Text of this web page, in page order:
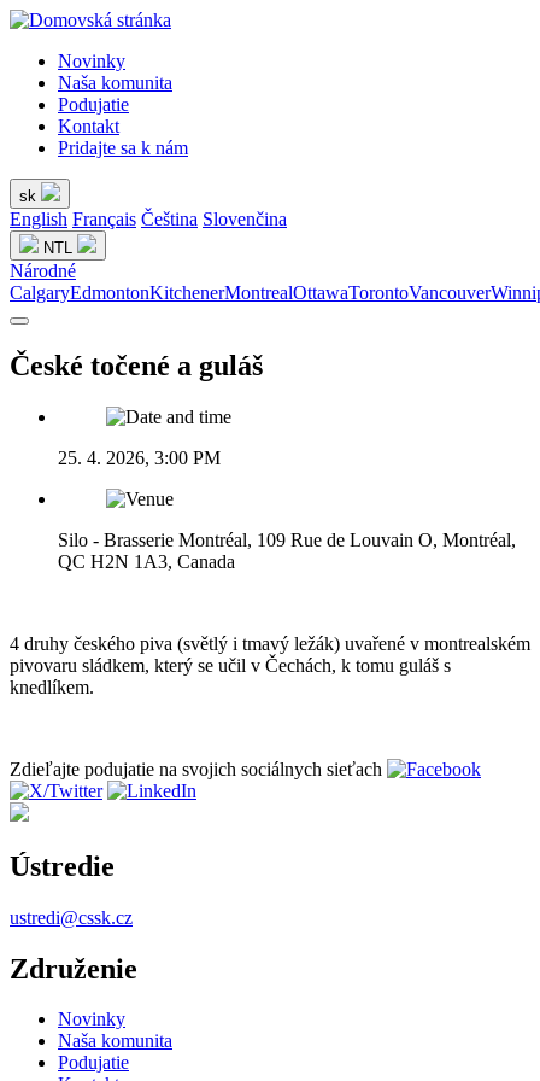
Novinky
Naša komunita
Podujatie
Kontakt
Pridajte sa k nám
sk
English Français Čeština Slovenčina
NTL
Národné
CalgaryEdmontonKitchenerMontrealOttawaTorontoVancouver
České točené a guláš
25. 4. 2026, 3:00 PM
Silo - Brasserie Montréal, 109 Rue de Louvain O, Montréal,
QC H2N 1A3, Canada
4 druhy českého piva (světlý i tmavý ležák) uvařené v montrealském
pivovaru sládkem, který se učil v Čechách, k tomu guláš s
knedlíkem.
Zdieľajte podujatie na svojich sociálnych sieťach
Ústredie
ustredi@cssk.cz
Združenie
Novinky
Naša komunita
Podujatie